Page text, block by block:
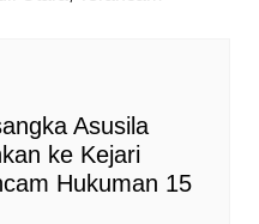
Asusila
ke Kejari
Hukuman 15